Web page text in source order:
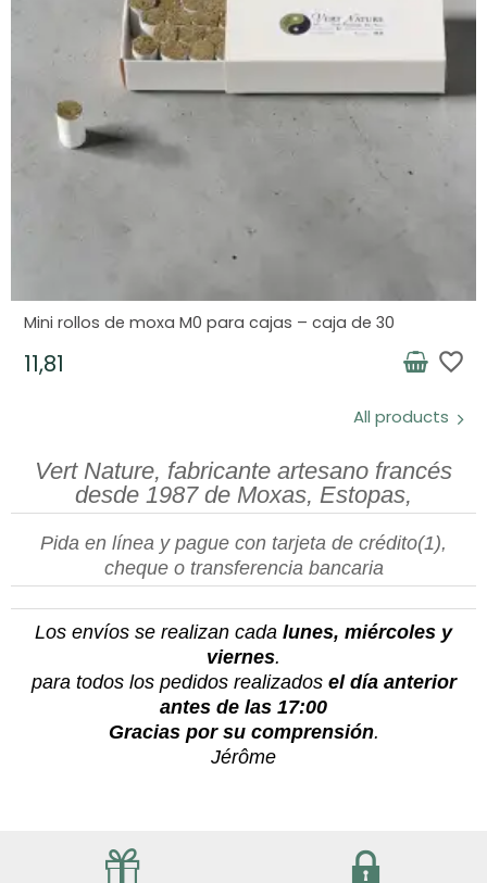
Mini rollos de moxa M0 para cajas – caja de 30
11,81 favorite_border
All products
Vert Nature, fabricante artesano francés
desde 1987 de Moxas, Estopas,
Pida en línea y pague con tarjeta de crédito(1),
cheque o transferencia bancaria
Los envíos se realizan cada lunes, miércoles y
viernes.
para todos los pedidos realizados el día anterior
antes de las 17:00
Gracias por su comprensión.
Jérôme